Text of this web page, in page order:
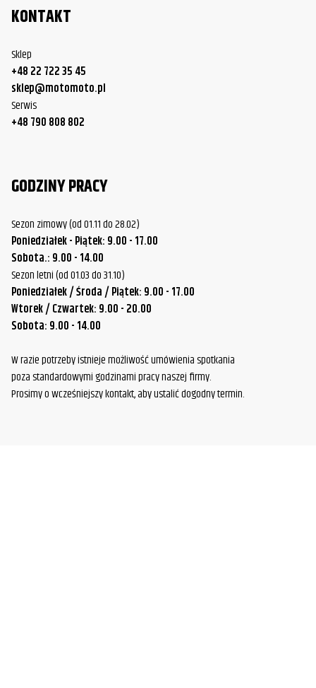
KONTAKT
Sklep
+48 22 722 35 45
sklep@motomoto.pl
Serwis
+48 790 808 802
GODZINY PRACY
Sezon zimowy (od 01.11 do 28.02)
Poniedziałek - Piątek: 9.00 - 17.00
Sobota.: 9.00 - 14.00
Sezon letni (od 01.03 do 31.10)
Poniedziałek / Środa / Piątek: 9.00 - 17.00
Wtorek / Czwartek: 9.00 - 20.00
Sobota: 9.00 - 14.00
W razie potrzeby istnieje możliwość umówienia spotkania
poza standardowymi godzinami pracy naszej firmy.
Prosimy o wcześniejszy kontakt, aby ustalić dogodny termin.